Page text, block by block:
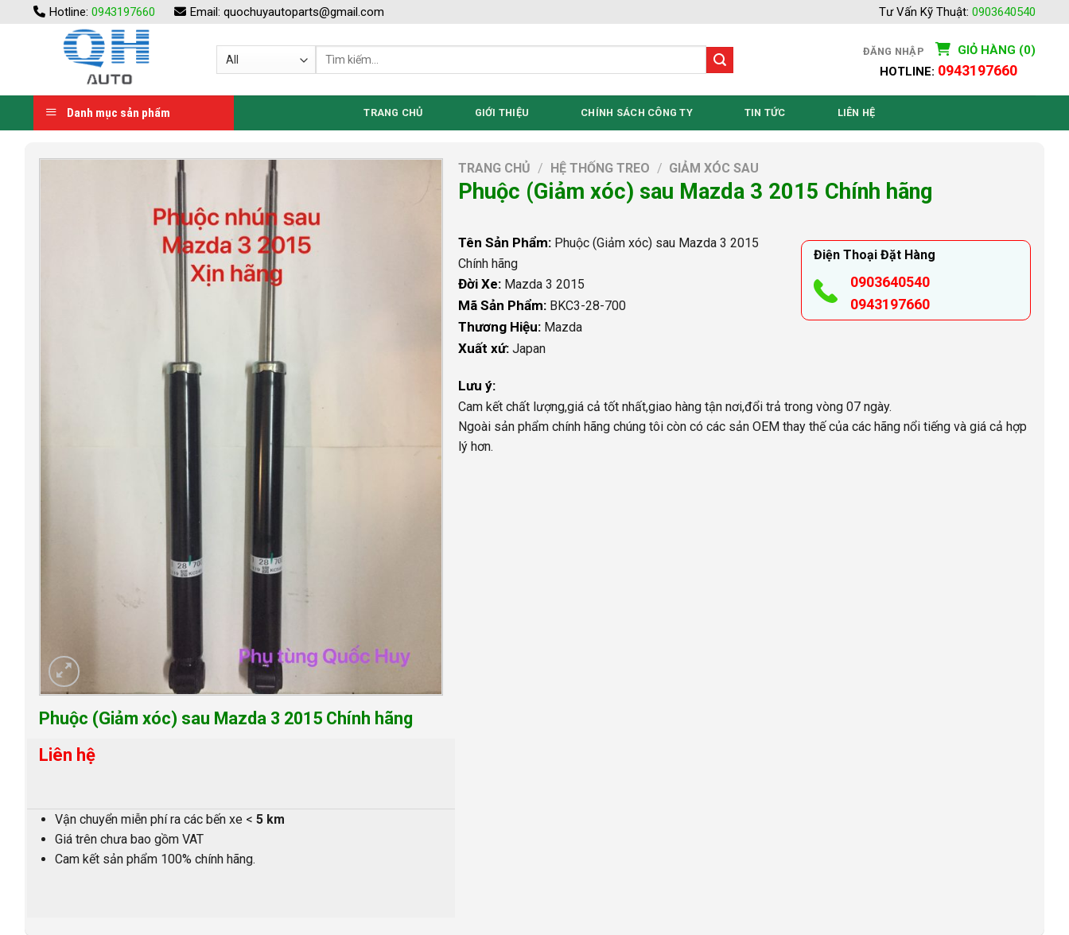
Hotline: 0943197660 Email: quochuyautoparts@gmail.com Tư Vấn Kỹ Thuật: 0903640540
ĐĂNG NHẬP
GIỎ HÀNG (0)
HOTLINE: 0943197660
Danh mục sản phẩm TRANG CHỦ GIỚI THIỆU CHÍNH SÁCH CÔNG TY TIN TỨC LIÊN HỆ
Phuộc (Giảm xóc) sau Mazda 3 2015 Chính hãng
Liên hệ
Vận chuyển miễn phí ra các bến xe <5 km
Giá trên chưa bao gồm VAT
Cam kết sản phẩm 100% chính hãng.
TRANG CHỦ / HỆ THỐNG TREO / GIẢM XÓC SAU
Phuộc (Giảm xóc) sau Mazda 3 2015 Chính hãng
Tên Sản Phẩm: Phuộc (Giảm xóc) sau Mazda 3 2015
Chính hãng
Đời Xe: Mazda 3 2015
Mã Sản Phẩm: BKC3-28-700
Thương Hiệu: Mazda
Xuất xứ:Japan
Điện Thoại Đặt Hàng
0903640540
0943197660
Lưu ý:
Cam kết chất lượng,giá cả tốt nhất,giao hàng tận nơi,đổi trả trong vòng 07 ngày.
Ngoài sản phẩm chính hãng chúng tôi còn có các sản OEM thay thế của các hãng nổi tiếng và giá cả hợp
lý hơn.